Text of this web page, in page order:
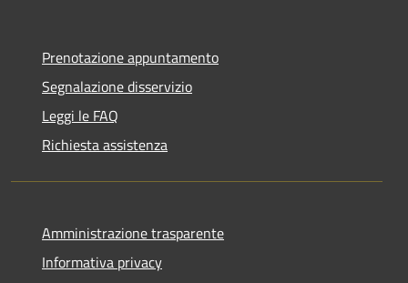
Prenotazione appuntamento
Segnalazione disservizio
Leggi le FAQ
Richiesta assistenza
Amministrazione trasparente
Informativa privacy